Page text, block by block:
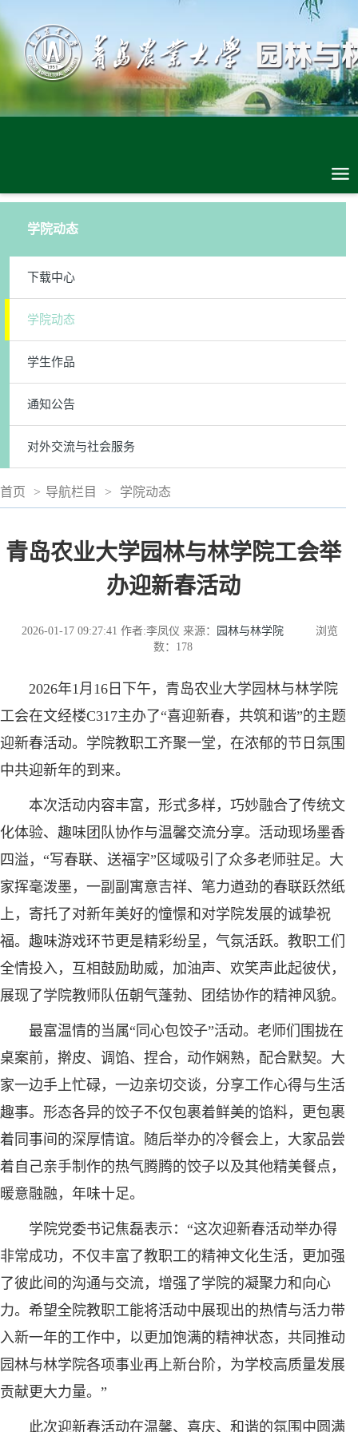
学院动态
下载中心
学院动态
学生作品
通知公告
对外交流与社会服务
首页 > 导航栏目 > 学院动态
青岛农业大学园林与林学院工会举
办迎新春活动
2026-01-17 09:27:41 作者:李凤仪 来源： 园林与林学院
浏览
数： 178
2026年1月16日下午，青岛农业大学园林与林学院
工会在文经楼C317主办了“喜迎新春，共筑和谐”的主题
迎新春活动。学院教职工齐聚一堂，在浓郁的节日氛围
中共迎新年的到来。
本次活动内容丰富，形式多样，巧妙融合了传统文
化体验、趣味团队协作与温馨交流分享。活动现场墨香
四溢，“写春联、送福字”区域吸引了众多老师驻足。大
家挥毫泼墨，一副副寓意吉祥、笔力遒劲的春联跃然纸
上，寄托了对新年美好的憧憬和对学院发展的诚挚祝
福。趣味游戏环节更是精彩纷呈，气氛活跃。教职工们
全情投入，互相鼓励助威，加油声、欢笑声此起彼伏，
展现了学院教师队伍朝气蓬勃、团结协作的精神风貌。
最富温情的当属“同心包饺子”活动。老师们围拢在
桌案前，擀皮、调馅、捏合，动作娴熟，配合默契。大
家一边手上忙碌，一边亲切交谈，分享工作心得与生活
趣事。形态各异的饺子不仅包裹着鲜美的馅料，更包裹
着同事间的深厚情谊。随后举办的冷餐会上，大家品尝
着自己亲手制作的热气腾腾的饺子以及其他精美餐点，
暖意融融，年味十足。
学院党委书记焦磊表示：“这次迎新春活动举办得
非常成功，不仅丰富了教职工的精神文化生活，更加强
了彼此间的沟通与交流，增强了学院的凝聚力和向心
力。希望全院教职工能将活动中展现出的热情与活力带
入新一年的工作中，以更加饱满的精神状态，共同推动
园林与林学院各项事业再上新台阶，为学校高质量发展
贡献更大力量。”
此次迎新春活动在温馨、喜庆、和谐的氛围中圆满